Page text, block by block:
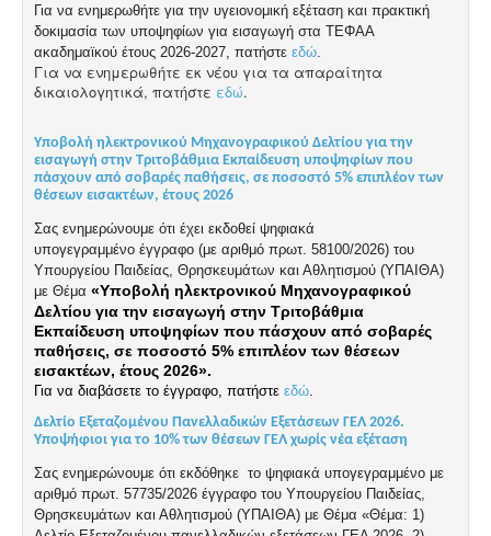
Για να ενημερωθήτε για την υγειονομική εξέταση και πρακτική
δοκιμασία των υποψηφίων για εισαγωγή στα ΤΕΦΑΑ
ακαδημαϊκού έτους 2026-2027, πατήστε εδώ
Για να ενημερωθήτε εκ νέου για τα απαραίτητα
δικαιολογητικά, πατήστε εδώ.
Υποβολή ηλεκτρονικού Μηχανογραφικού Δελτίου για την
εισαγωγή στην Τριτοβάθμια Εκπαίδευση υποψηφίων που
πάσχουν από σοβαρές παθήσεις, σε ποσοστό 5% επιπλέον των
θέσεων εισακτέων, έτους 2026
Σας ενημερώνουμε ότι έχει εκδοθεί ψηφιακά
υπογεγραμμένο έγγραφο (με αριθμό πρωτ. 58100/2026) του
Υπουργείου Παιδείας, Θρησκευμάτων και Αθλητισμού (ΥΠΑΙΘΑ)
με Θέμα «Υποβολή ηλεκτρονικού Μηχανογραφικού
Δελτίου για την εισαγωγή στην Τριτοβάθμια
Εκπαίδευση υποψηφίων που πάσχουν από σοβαρές
παθήσεις, σε ποσοστό 5% επιπλέον των θέσεων
εισακτέων, έτους 2026».
Για να διαβάσετε το έγγραφο, πατήστε εδώ
Δελτίο Εξεταζομένου Πανελλαδικών Εξετάσεων ΓΕΛ 2026.
Υποψήφιοι για το 10% των θέσεων ΓΕΛ χωρίς νέα εξέταση
Σας ενημερώνουμε ότι εκδόθηκε το ψηφιακά υπογεγραμμένο με
αριθμό πρωτ. 57735/2026 έγγραφο του Υπουργείου Παιδείας,
Θρησκευμάτων και Αθλητισμού (ΥΠΑΙΘΑ) με Θέμα «Θέμα: 1)